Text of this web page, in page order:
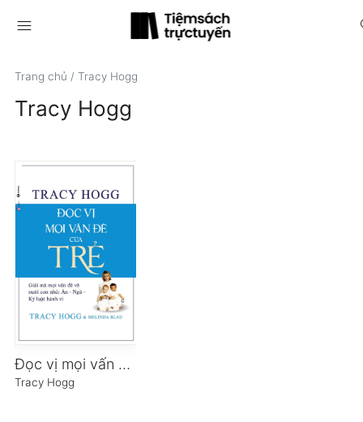
menu
Trang chủ / Tracy Hogg
Tracy Hogg
Đọc vị mọi vấn đề của trẻ
Tracy Hogg